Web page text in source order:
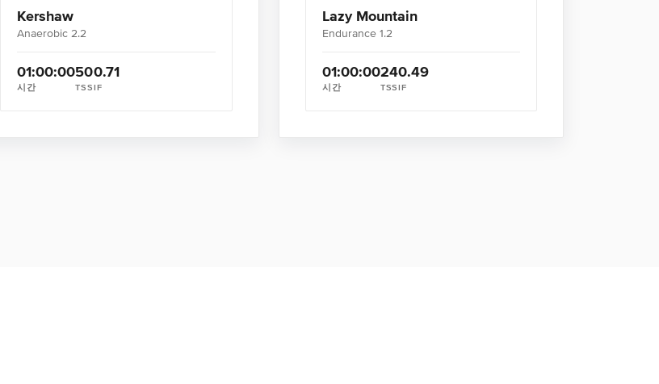
Kershaw
Anaerobic 2.2
시간
01:00:00
TSS
50
IF
0.71
Lazy Mountain
Endurance 1.2
시간
01:00:00
TSS
24
IF
0.49